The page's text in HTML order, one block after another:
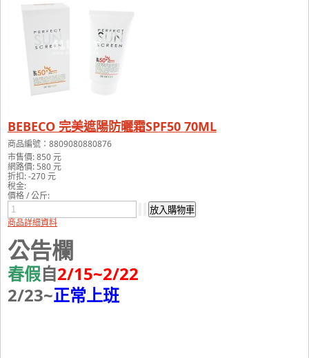
BEBECO 完美遮陽防曬霜SPF50 70ML
商品編號：8809080880876
市售價:850 元
網路價: 580 元
折扣:-270 元
稅金:
價格 / 公斤:
商品詳細資料
公告欄
春假自2/15~2/22
2/23~正常上班